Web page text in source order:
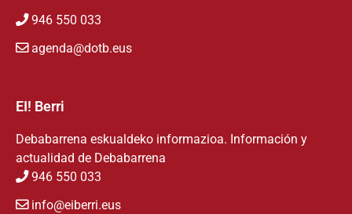
946 550 033
agenda@dotb.eus
EI! Berri
Debabarrena eskualdeko informazioa. Información y
actualidad de Debabarrena
946 550 033
info@eiberri.eus